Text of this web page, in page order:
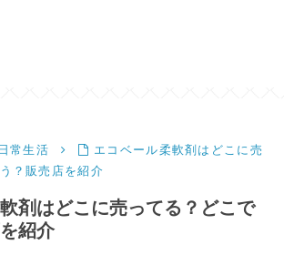
日常生活
エコベール柔軟剤はどこに売
？販売店を紹介
剤はどこに売ってる？どこで
紹介